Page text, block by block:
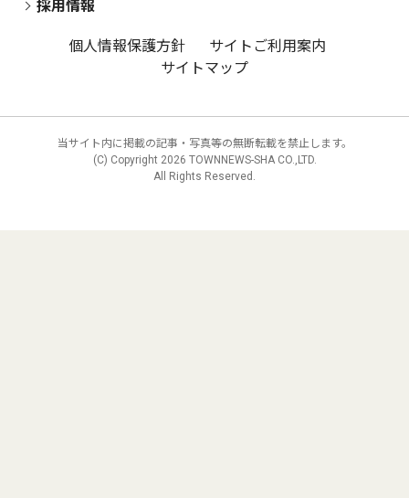
採用情報
個人情報保護方針
サイトご利用案内
サイトマップ
当サイト内に掲載の記事・写真等の無断転載を禁止します。
(C) Copyright 2026 TOWNNEWS-SHA CO.,LTD.
All Rights Reserved.